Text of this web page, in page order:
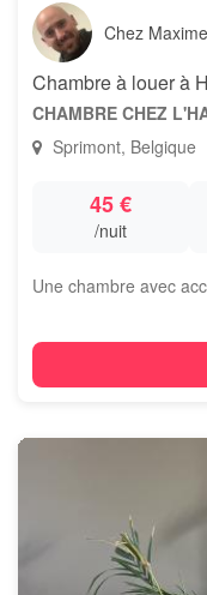
Chez Maxime
Chambre à louer à
CHAMBRE CHEZ
Sprimont, Belgique
45 €
/nuit
Une chambre avec